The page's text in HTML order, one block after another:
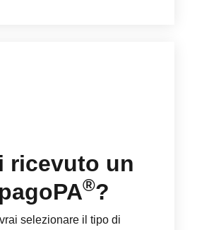
ricevuto un
®?
selezionare il tipo di